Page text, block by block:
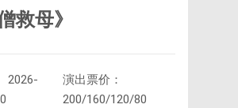
救母》
演出票价：
200/160/120/80